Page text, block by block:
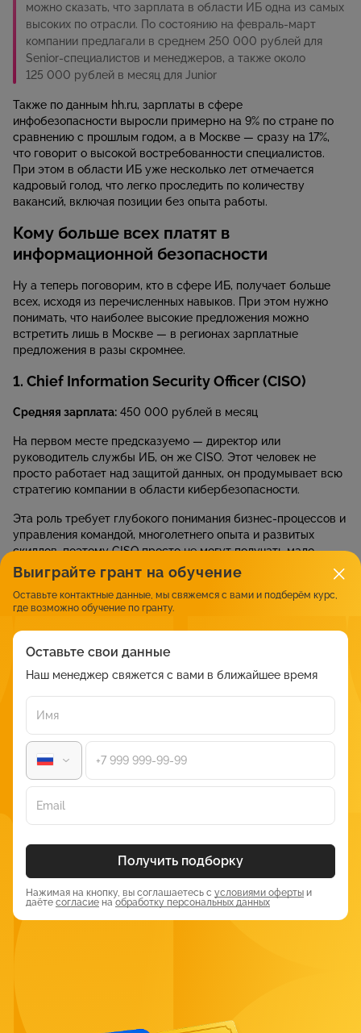
можно сказать, что зарплата в области ИБ одна из самых
высоких по отрасли. По состоянию на февраль-март
компании предлагали в среднем 250 000 рублей для
Senior-специалистов и менеджеров, а также около
125 000 рублей в месяц для Junior
Также по данным hh.ru, зарплаты в сфере
инфобезопасности выросли примерно на 9% по стране по
сравнению с прошлым годом, а в Москве — сразу на 17%,
что говорит о высокой востребованности специалистов.
При этом в области ИБ уже несколько лет отмечается
кадровый голод, что легко проследить по количеству
вакансий, включая позиции без опыта работы.
Кому больше всех платят в
информационной безопасности
Ну а теперь поговорим, кто в сфере ИБ, получает больше
всех, исходя из перечисленных навыков. При этом нужно
понимать, что наиболее высокие предложения можно
встретить лишь в Москве — в регионах зарплатные
предложения в разы скромнее.
1. Chief Information Security Officer (CISO)
Средняя зарплата: 450 000 рублей в месяц
На первом месте предсказуемо — директор или
руководитель службы ИБ, он же CISO. Этот человек не
просто работает над защитой данных, он продумывает всю
стратегию компании в области кибербезопасности.
Эта роль требует глубокого понимания бизнес-процессов и
управления командой, многолетнего опыта и развитых
скиллов, поэтому CISO просто не могут получать мало.
Зарплата их складывается из оклада, KPI и всевозможных
бонусов, а в некоторых компаниях — из процента от
прибыли. При этом потолка по зарплатам у CISO нет,
заработок может легко доходить и до 1,5 млн. рублей в
месяц, если речь о крупных бизнес-структурах.
2. Security Architect (архитектор
безопасности)
Средняя зарплата:
Специалисты, которые разрабатывают комплексные
системы защиты информации, то есть по сути главные
разработчики всей инфраструктуры защиты данных.
На них лежит одна наиважнейшая обязанность —
продумывание всей политики безопасности и мониторинг
высококвалифицированная позиция, требующая глубоких
технических знаний, а также необходимой сертификации.
специалистов, обычно начинается с 3 лет.
инфраструктуру, а также зарабатывают на поиске
Выиграйте грант на обучение
Оставьте контактные данные, мы свяжемся с вами и подберём курс,
где возможно обучение по гранту.
Оставьте свои данные
Наш менеджер свяжется с вами в ближайшее время
Получить подборку
Нажимая на кнопку, вы соглашаетесь с условиями оферты и
даёте согласие наобработку персональных данных